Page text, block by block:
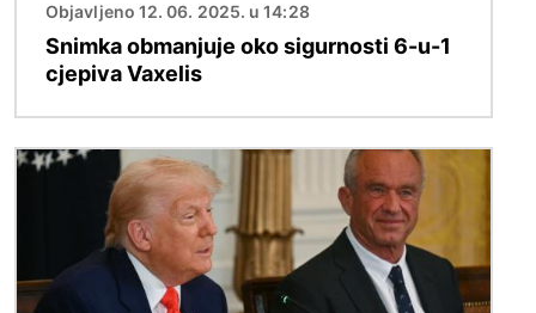
Objavljeno 12. 06. 2025. u 14:28
Snimka obmanjuje oko sigurnosti 6-u-1
cjepiva Vaxelis
Slika